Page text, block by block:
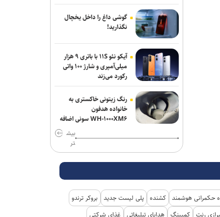
گوشی داغ را داخل یخچال
نگذارید!
آیکو نئو ۱۱S با باتری ۹ هزار
میلی‌آمپری و شارژ ۱۰۰ واتی
رکورد می‌زند
رنگ زیتونی خاکستری به
خانواده هدفون
WH-۱۰۰۰XM۶ سونی اضافه
بیش
تر
حکمرانی هوشمند کشنده پلی لیست جدید
بروکر ترندو
رنت کمپینگ هدایای تبلیغاتی غذای شرکتی